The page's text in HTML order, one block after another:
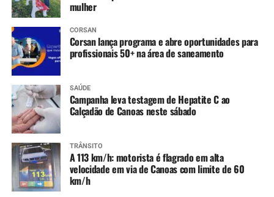
Hepatite A (1ª dose)
4 anos:
Pólio (2ª dose reforço)
A partir dos 7 anos
Difteria e Tétano –
vacinal)
9 a 14 anos
mulher
CORSAN
Corsan lança programa e abre oportunidades para
profissionais 50+ na área de saneamento
SAÚDE
Campanha leva testagem de Hepatite C ao
Calçadão de Canoas neste sábado
TRÂNSITO
A 113 km/h: motorista é flagrado em alta
velocidade em via de Canoas com limite de 60
km/h